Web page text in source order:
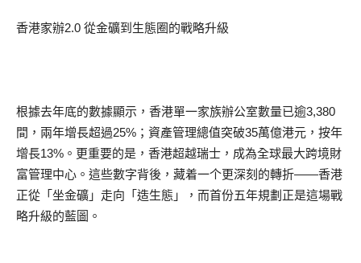
香港家辦2.0 從金礦到生態圈的戰略升級
根據去年底的數據顯示，香港單一家族辦公室數量已逾3,380
間，兩年增長超過25%；資產管理總值突破35萬億港元，按年
增長13%。更重要的是，香港超越瑞士，成為全球最大跨境財
富管理中心。這些數字背後，藏着一个更深刻的轉折——香港
正從「坐金礦」走向「造生態」，而首份五年規劃正是這場戰
略升級的藍圖。